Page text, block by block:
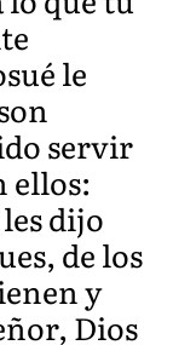
le
servir
ellos:
dijo
de los
y
Dios